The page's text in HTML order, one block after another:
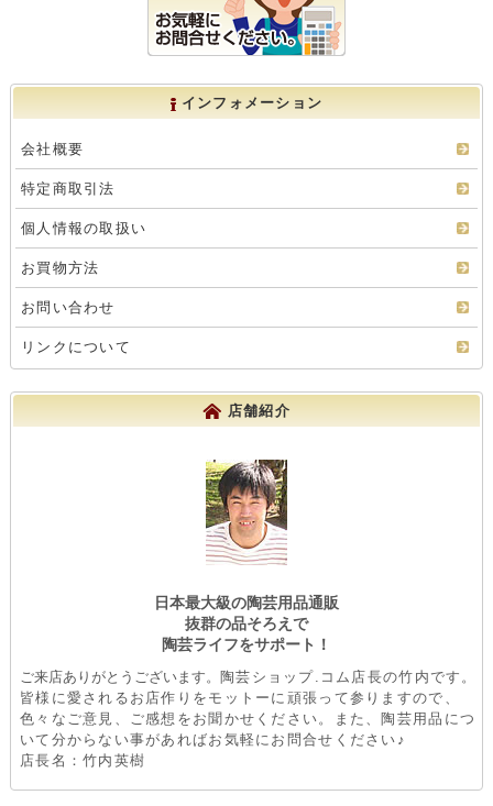
インフォメーション
会社概要
特定商取引法
個人情報の取扱い
お買物方法
お問い合わせ
リンクについて
店舗紹介
日本最大級の陶芸用品通販
抜群の品そろえで
陶芸ライフをサポート！
ご来店ありがとうございます。 陶芸ショップ.コム店長の竹内です。
皆様に愛されるお店作りをモットーに頑張って参りますので、
色々なご意見、ご感想をお聞かせください。また、陶芸用品につ
いて分からない事があればお気軽にお問合せください♪
店長名：竹内英樹